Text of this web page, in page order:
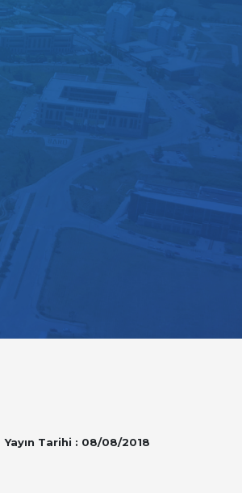
Yayın Tarihi : 08/08/2018